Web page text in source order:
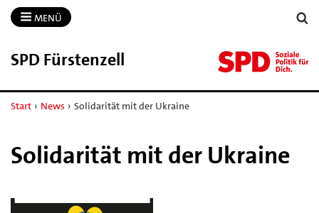
MENÜ
SPD Fürstenzell
Start › News › Solidarität mit der Ukraine
Solidarität mit der Ukraine